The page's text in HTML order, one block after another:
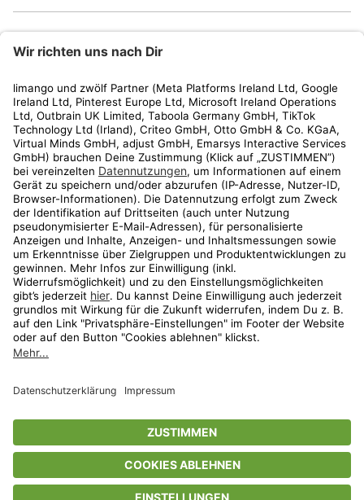
Kundenservice
Shop
Aktionen
Travel
* Streichpreise entsprechen der unverbindlichen Preisempfehlung des
Herstellers. Prozentangaben beziehen sich auf den Streichpreis.
Freunde-Aktionen findest Du unterwww.limango.de/einladen